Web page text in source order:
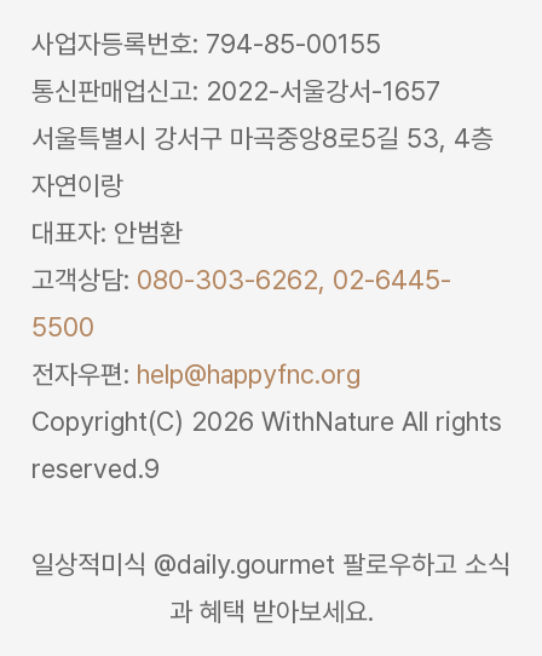
사업자등록번호: 794-85-00155
통신판매업신고: 2022-서울강서-1657
서울특별시 강서구 마곡중앙8로5길 53, 4층
자연이랑
대표자: 안범환
고객상담: 080-303-6262, 02-6445-
5500
전자우편: help@happyfnc.org
Copyright(C) 2026 WithNature All rights
reserved.9
일상적미식 @daily.gourmet 팔로우하고 소식
과 혜택 받아보세요.